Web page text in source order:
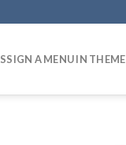
A MENU IN